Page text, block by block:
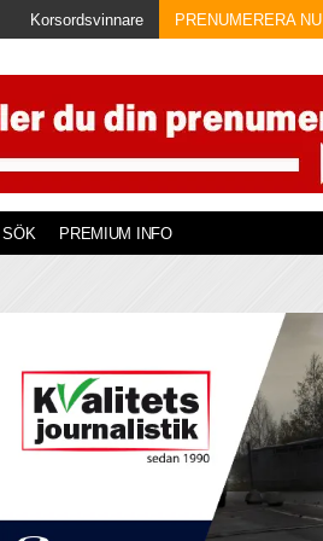
Korsordsvinnare PRENUMERERA NU
SÖK PREMIUM INFO